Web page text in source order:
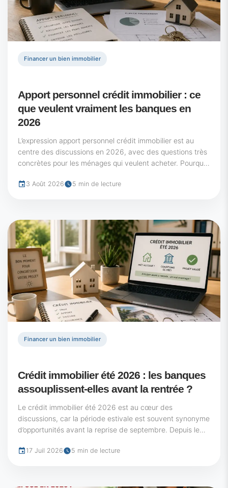
Financer un bien immobilier
Apport personnel crédit immobilier : ce
que veulent vraiment les banques en
2026
L’expression apport personnel crédit immobilier est au
centre des discussions en 2026, avec des questions très
concrètes pour les ménages qui veulent acheter. Pourquoi
3 Août 2026 5 min de lecture
Financer un bien immobilier
Crédit immobilier été 2026 : les banques
assouplissent-elles avant la rentrée ?
Le crédit immobilier été 2026 est au cœur des
discussions, car la période estivale est souvent synonyme
d’opportunités avant la reprise de septembre. Depuis le
17 Juil 2026 5 min de lecture